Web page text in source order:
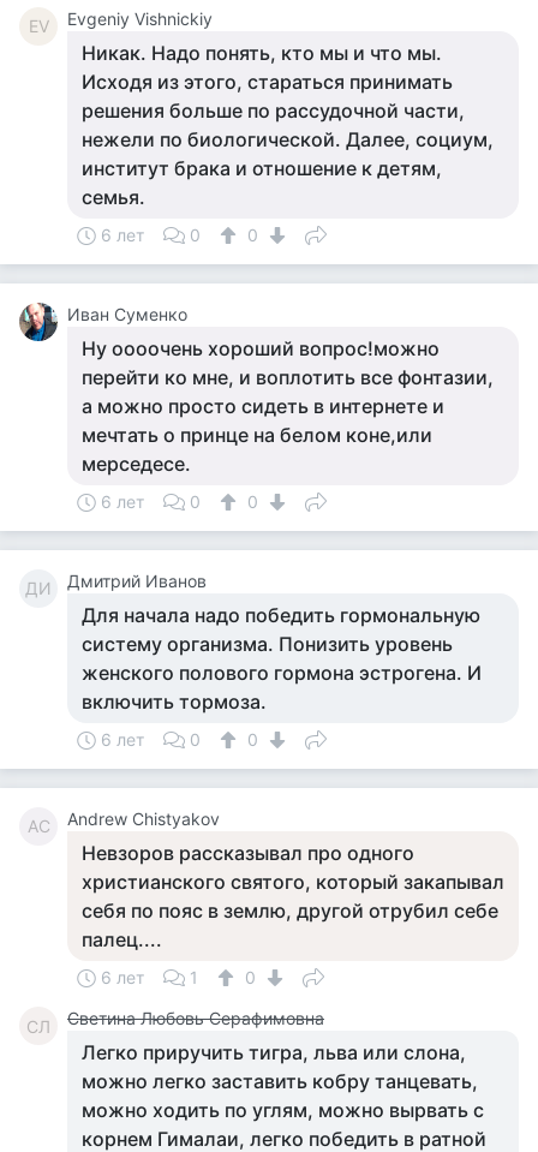
EV Evgeniy Vishnickiy
Никак. Надо понять, кто мы и что мы.
Исходя из этого, стараться принимать
решения больше по рассудочной части,
нежели по биологической. Далее, социум,
институт брака и отношение к детям,
семья.
6 лет 0 0
Иван Суменко
Ну оооочень хороший вопрос!можно
перейти ко мне, и воплотить все фонтазии,
а можно просто сидеть в интернете и
мечтать о принце на белом коне,или
мерседесе.
6 лет 0 0
ДИ Дмитрий Иванов
Для начала надо победить гормональную
систему организма. Понизить уровень
женского полового гормона эстрогена. И
включить тормоза.
6 лет 0 0
AC Andrew Chistyakov
Невзоров рассказывал про одного
христианского святого, который закапывал
себя по пояс в землю, другой отрубил себе
палец....
6 лет 1 0
СЛ Светина Любовь Серафимовна
Легко приручить тигра, льва или слона,
можно легко заставить кобру танцевать,
можно ходить по углям, можно вырвать с
корнем Гималаи, легко победить в ратной